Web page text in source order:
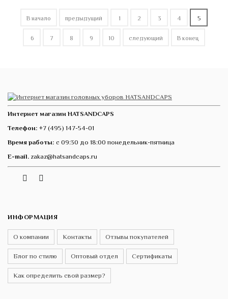
В начало предыдущий 1 2 3 4 5
6 7 8 9 10 следующий В конец
Интернет магазин HATSANDCAPS
Телефон: +7 (495) 147-54-01
Время работы: с 09:30 до 18:00 понедельник-пятница
E-mail. zakaz@hatsandcaps.ru
Telegram
ИНФОРМАЦИЯ
О компании Контакты Отзывы покупателей
Блог по стилю Оптовый отдел Сертификаты
Как определить свой размер?